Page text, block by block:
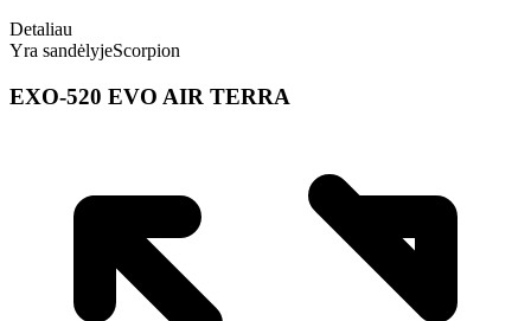
Detaliau
Yra sandėlyjeScorpion
EXO-520 EVO AIR TERRA